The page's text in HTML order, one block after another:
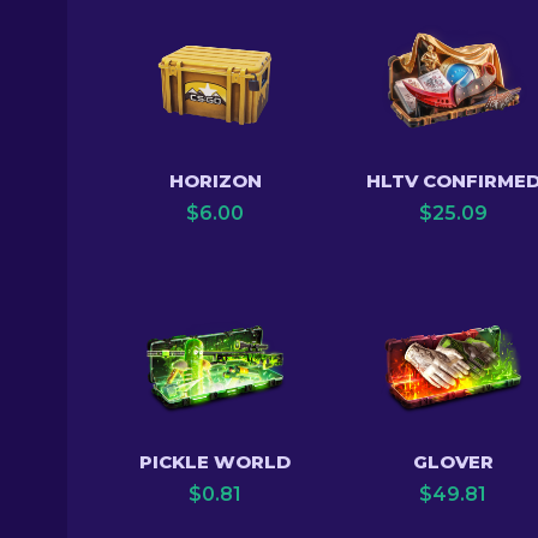
HORIZON
$6.00
HLTV
$25.09
PICKLE WORLD
$0.81
GLOVER
$49.81